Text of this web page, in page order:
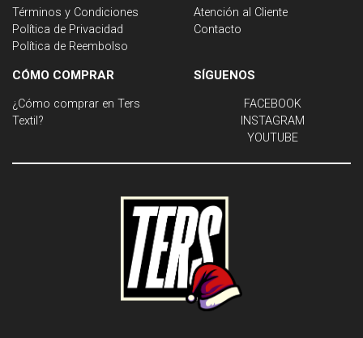
Términos y Condiciones
Política de Privacidad
Política de Reembolso
Atención al Cliente
Contacto
CÓMO COMPRAR
¿Cómo comprar en Ters
Textil?
SÍGUENOS
FACEBOOK
INSTAGRAM
YOUTUBE